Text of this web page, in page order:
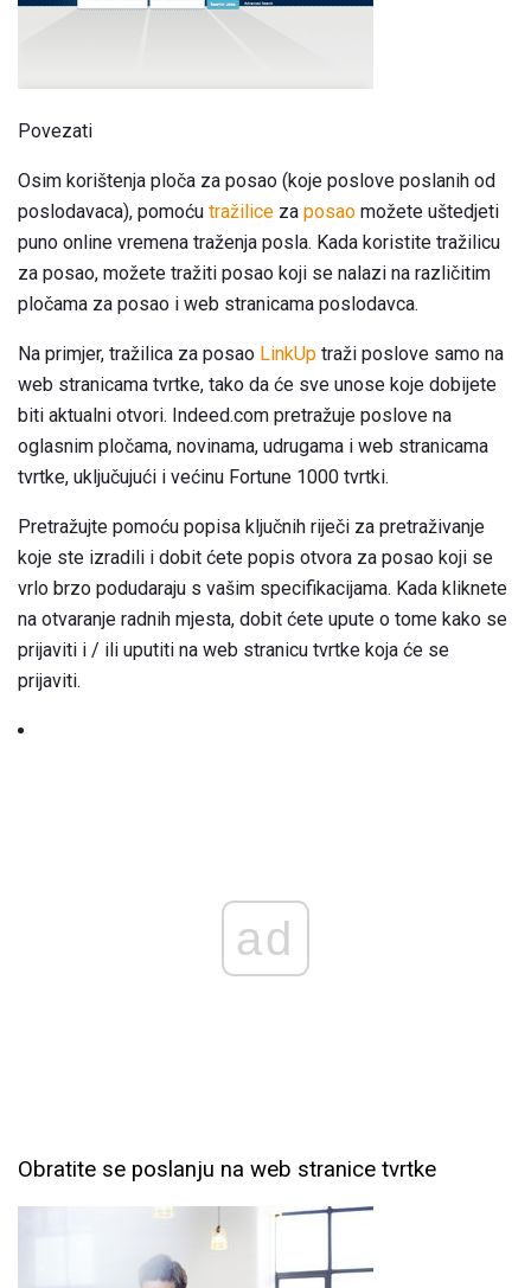
Povezati
Osim korištenja ploča za posao (koje poslove poslanih od
poslodavaca), pomoću tražilice za posao možete uštedjeti
puno online vremena traženja posla. Kada koristite tražilicu
za posao, možete tražiti posao koji se nalazi na različitim
pločama za posao i web stranicama poslodavca.
Na primjer, tražilica za posao LinkUp traži poslove samo na
web stranicama tvrtke, tako da će sve unose koje dobijete
biti aktualni otvori. Indeed.com pretražuje poslove na
oglasnim pločama, novinama, udrugama i web stranicama
tvrtke, uključujući i većinu Fortune 1000 tvrtki.
Pretražujte pomoću popisa ključnih riječi za pretraživanje
koje ste izradili i dobit ćete popis otvora za posao koji se
vrlo brzo podudaraju s vašim specifikacijama. Kada kliknete
na otvaranje radnih mjesta, dobit ćete upute o tome kako se
prijaviti i / ili uputiti na web stranicu tvrtke koja će se
prijaviti.
ad
Obratite se poslanju na web stranice tvrtke